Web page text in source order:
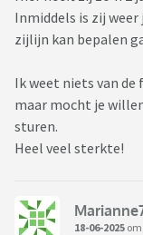
Inmiddels is zij
zijlijn kan bepalen
Ik weet niets van
maar mocht je
sturen.
Heel veel sterkte!
18-06-2025